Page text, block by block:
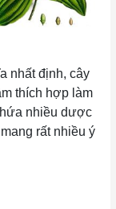
nhất định, cây
thích hợp làm
nhiều dược
rất nhiều ý